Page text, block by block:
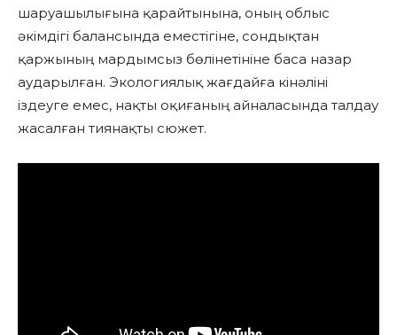
шаруашылығына қарайтынына, оның облыс
әкімдігі балансында еместігіне, сондықтан
қаржының мардымсыз бөлінетініне баса назар
аударылған. Экологиялық жағдайға кінәліні
іздеуге емес, нақты оқиғаның айналасында талдау
жасалған тиянақты сюжет.